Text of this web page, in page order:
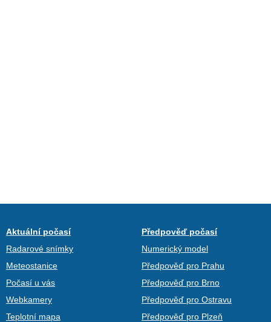
Aktuální počasí
Radarové snímky
Meteostanice
Počasí u vás
Webkamery
Teplotní mapa
Předpověď počasí
Numerický model
Předpověď pro Prahu
Předpověď pro Brno
Předpověď pro Ostravu
Předpověď pro Plzeň